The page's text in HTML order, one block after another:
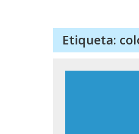
Etiqueta: